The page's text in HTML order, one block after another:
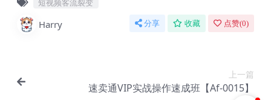
Harry 分享 收藏 点赞(0)
上一篇
速卖通VIP实战操作速成班【Af-0015】